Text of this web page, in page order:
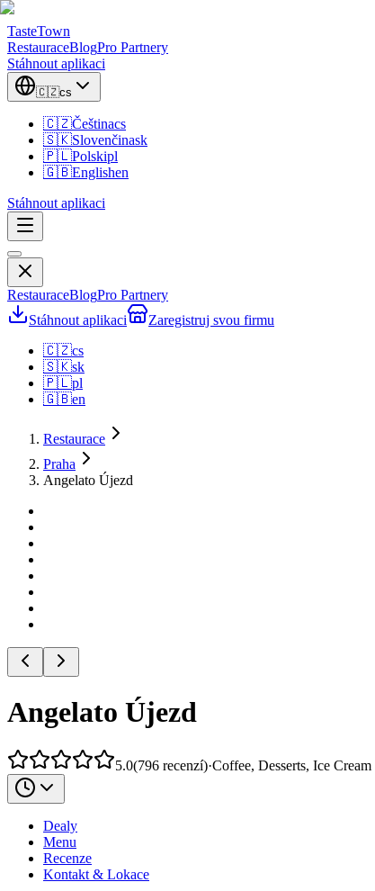
TasteTown
RestauraceBlogPro Partnery
Stáhnout aplikaci
🇨🇿cs
🇨🇿Češtinacs
🇸🇰Slovenčinask
🇵🇱Polskipl
🇬🇧Englishen
Stáhnout aplikaci
RestauraceBlogPro Partnery
Stáhnout aplikaci
Zaregistruj svou firmu
🇨🇿cs
🇸🇰sk
🇵🇱pl
🇬🇧en
Restaurace
Praha
Angelato Újezd
Angelato Újezd
5.0(796 recenzí)·Coffee, Desserts, Ice Cream
Dealy
Menu
Recenze
Kontakt & Lokace